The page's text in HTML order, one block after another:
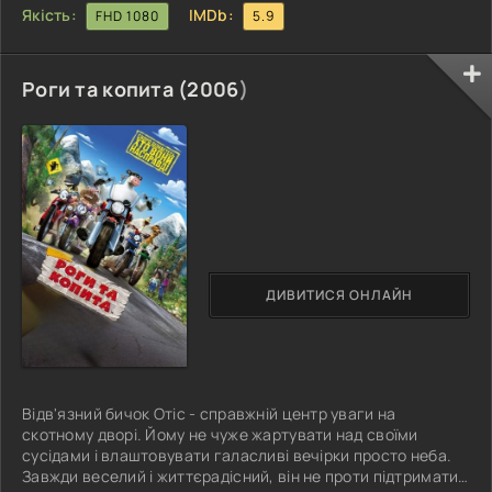
Якість: FHD 1080 IMDb: 5.9
Роги та копита (2006)
Відв'язний бичок Отіс - справжній центр уваги на
скотному дворі. Йому не чуже жартувати над своїми
сусідами і влаштовувати галасливі вечірки просто неба.
Завжди веселий і життєрадісний, він не проти підтримати
ДИВИТИСЯ ОНЛАЙН